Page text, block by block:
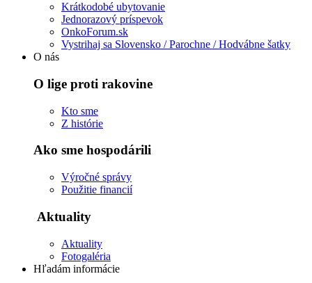
Krátkodobé ubytovanie
Jednorazový príspevok
OnkoForum.sk
Vystrihaj sa Slovensko / Parochne / Hodvábne šatky
O nás
O lige proti rakovine
Kto sme
Z histórie
Ako sme hospodárili
Výročné správy
Použitie financií
Aktuality
Aktuality
Fotogaléria
Hľadám informácie